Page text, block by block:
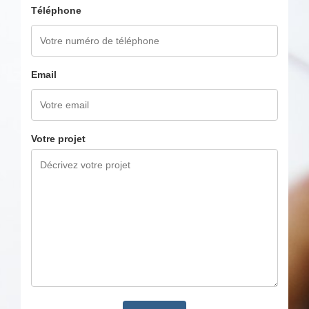
Téléphone
Email
Votre projet